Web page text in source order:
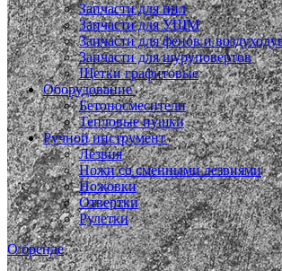
Запчасти для пил
Запчасти для УШМ
Запчасти для фенов и
Запчасти для шуруповертов
Щетки графитовые
Оборудование
Бетоносмесители
Тепловые пушки
Ручной инструмент
Лезвия
Ножи со сменными лезвиями
Ножовки
Отвертки
Рулетки
О бренде